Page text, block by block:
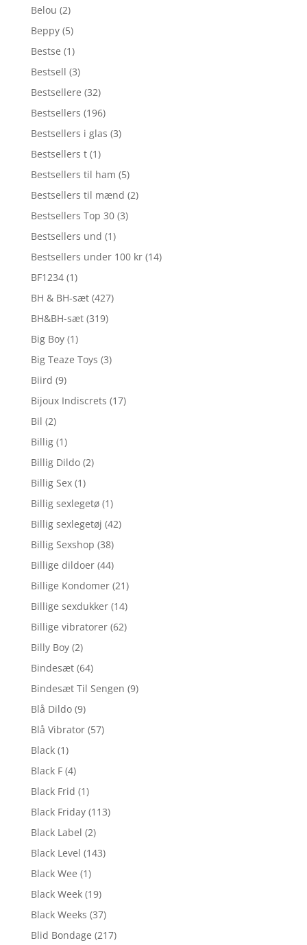
Belou (2)
Beppy (5)
Bestse (1)
Bestsell (3)
Bestsellere (32)
Bestsellers (196)
Bestsellers i glas (3)
Bestsellers t (1)
Bestsellers til ham (5)
Bestsellers til mænd (2)
Bestsellers Top 30 (3)
Bestsellers und (1)
Bestsellers under 100 kr (14)
BF1234 (1)
BH & BH-sæt (427)
BH&BH-sæt (319)
Big Boy (1)
Big Teaze Toys (3)
Biird (9)
Bijoux Indiscrets (17)
Bil (2)
Billig (1)
Billig Dildo (2)
Billig Sex (1)
Billig sexlegetø (1)
Billig sexlegetøj (42)
Billig Sexshop (38)
Billige dildoer (44)
Billige Kondomer (21)
Billige sexdukker (14)
Billige vibratorer (62)
Billy Boy (2)
Bindesæt (64)
Bindesæt Til Sengen (9)
Blå Dildo (9)
Blå Vibrator (57)
Black (1)
Black F (4)
Black Frid (1)
Black Friday (113)
Black Label (2)
Black Level (143)
Black Wee (1)
Black Week (19)
Black Weeks (37)
Blid Bondage (217)